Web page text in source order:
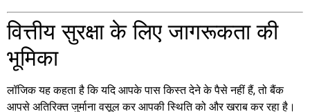
वित्तीय सुरक्षा के लिए जागरूकता की
भूमिका
लॉजिक यह कहता है कि यदि आपके पास किस्त देने के पैसे नहीं हैं, तो बैंक
आपसे अतिरिक्त जुर्माना वसूल कर आपकी स्थिति को और खराब कर रहा है।